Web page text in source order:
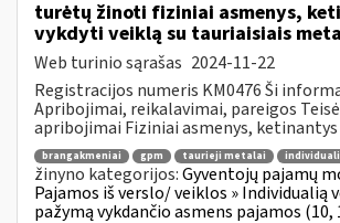
turėtų žinoti fiziniai asmenys,
vykdyti veiklą su tauriaisiais
Web turinio sąrašas 2024-11-22
Registracijos numeris KM0476 Ši
Apribojimai, reikalavimai, pareigos
apribojimai Fiziniai asmenys, ketinantys
brangakmeniai gpm taurieji metalai
žinyno kategorijos:Gyventojų pajamų
Pajamos iš verslo/ veiklos » Individualią
pažymą vykdančio asmens pajamos (10,